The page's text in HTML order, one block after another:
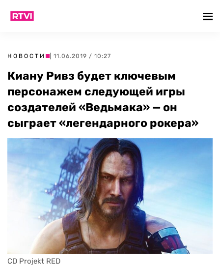
НОВОСТИ | 11.06.2019 / 10:27
Киану Ривз будет ключевым
персонажем следующей игры
создателей «Ведьмака» — он
сыграет «легендарного рокера»
CD Projekt RED